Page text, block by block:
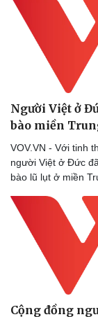
Văn hóa
Sân khấu - Điện
Di sản
Người Việt ở
bào miền
VOV.VN - Với tinh
người Việt ở Đức
bào lũ lụt ở miền
Cộng đồng